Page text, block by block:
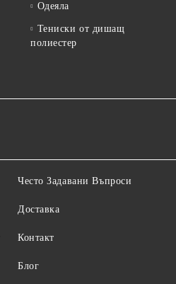
Одеяла
Тениски от дишащ
полиестер
Често Задавани Въпроси
Доставка
Контакт
Блог